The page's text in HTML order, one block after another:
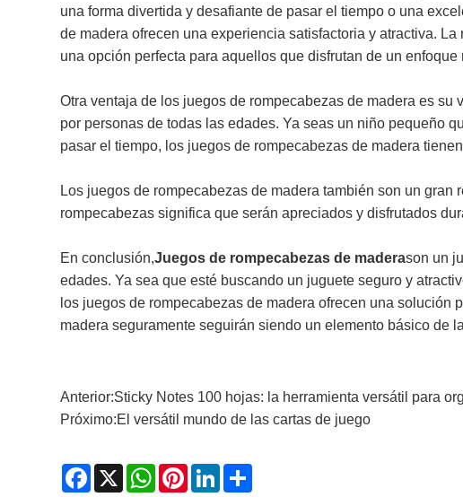
una forma divertida y desafiante de pasar el tiempo o una
de madera ofrecen una experiencia satisfactoria y atractiva.
una opción perfecta para aquellos que disfrutan de un
Otra ventaja de los juegos de rompecabezas de madera es
por personas de todas las edades. Ya seas un niño pequeño
pasar el tiempo, los juegos de rompecabezas de madera
Los juegos de rompecabezas de madera también son un
rompecabezas significa que serán apreciados y disfrutados
En conclusión,Juegos de rompecabezas de maderason un
edades. Ya sea que esté buscando un juguete seguro y
los juegos de rompecabezas de madera ofrecen una
madera seguramente seguirán siendo un elemento básico de
Anterior:Sticky Notes 100 hojas: la herramienta versátil para
Próximo:El versátil mundo de las cartas de juego
Facebook
X WhatsApp
PinterestLinkedIn